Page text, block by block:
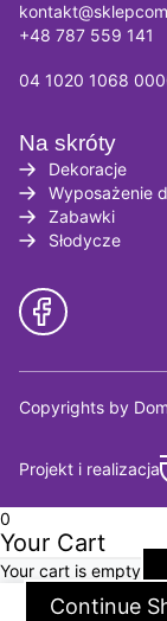
+48 787 559 141
04 1020 1068
Na skróty
Dekoracje
Wyposażenie
Zabawki
Słodycze
Copyrights by
Projekt i realizacja
0
Your Cart
Your cart is empty
Continue